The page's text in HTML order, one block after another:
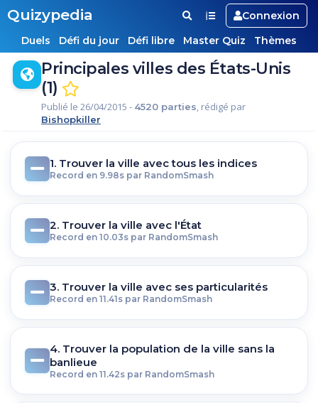
Quizypedia
Connexion
Duels
Défi du jour Défi libre Master Quiz Thèmes
Principales villes des États-Unis
(1)
Publié le 26/04/2015 - 4520 parties, rédigé par
Bishopkiller
1. Trouver la ville avec tous les indices
Record en 9.98s par RandomSmash
2. Trouver la ville avec l'État
Record en 10.03s par RandomSmash
3. Trouver la ville avec ses particularités
Record en 11.41s par RandomSmash
4. Trouver la population de la ville sans la
banlieue
Record en 11.42s par RandomSmash